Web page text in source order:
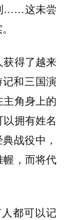
……这未尝
得了越来
和三国演
角身上的
拥有姓名
战役中，
，而将代
都可以记